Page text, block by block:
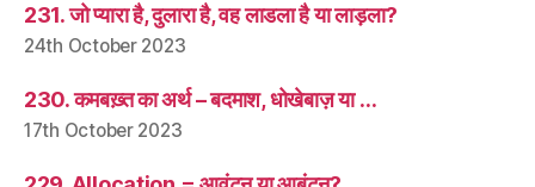
231. जो प्यारा है, दुलारा है, वह लाडला है या लाड़ला?
24th October 2023
230. कमबख़्त का अर्थ – बदमाश, धोखेबाज़ या …
17th October 2023